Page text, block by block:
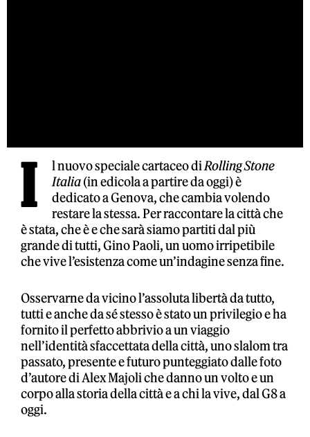
I l nuovo speciale cartaceo di Rolling Stone
Italia(in edicola a partire da oggi) è
dedicato a Genova, che cambia volendo
restare la stessa. Per raccontare la città che
è stata, che è e che sarà siamo partiti dal più
grande di tutti, Gino Paoli, un uomo irripetibile
che vive l’esistenza come un’indagine senza fine.
Osservarne da vicino l’assoluta libertà da tutto,
tutti e anche da sé stesso è stato un privilegio e ha
fornito il perfetto abbrivio a un viaggio
nell’identità sfaccettata della città, uno slalom tra
passato, presente e futuro punteggiato dalle foto
d’autore di Alex Majoli che danno un volto e un
corpo alla storia della città e a chi la vive, dal G8 a
oggi.